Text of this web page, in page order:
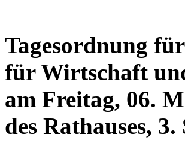
Tagesordnung
für Wirtschaft
am Freitag, 06.
des Rathauses,